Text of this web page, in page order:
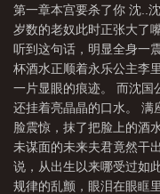
意思 什么痴傻世子?那是朕
第一章本宫要杀了你 沈..
岁数的老奴此时正张大了
听到这句话，明显全身一
杯酒水正顺着永乐公主李
一片显眼的痕迹。 而沈国
还挂着亮晶晶的口水。 满
脸震惊，抹了把脸上的酒
未谋面的未来夫君竟然干
说，从出生以来哪受过如
规律的乱颤，眼泪在眼眶